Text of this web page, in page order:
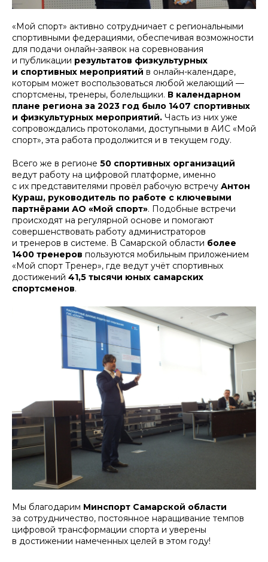
«Мой спорт» активно сотрудничает с региональными
спортивными федерациями, обеспечивая возможности
для подачи онлайн-заявок на соревнования
и публикации результатов физкультурных
и спортивных мероприятий в онлайн-календаре,
которым может воспользоваться любой желающий —
спортсмены, тренеры, болельщики. В календарном
плане региона за 2023 год было 1407 спортивных
и физкультурных мероприятий. Часть из них уже
сопровождались протоколами, доступными в АИС «Мой
спорт», эта работа продолжится и в текущем году.
Всего же в регионе 50 спортивных организаций
ведут работу на цифровой платформе, именно
с их представителями провёл рабочую встречу Антон
Кураш, руководитель по работе с ключевыми
партнёрами АО «Мой спорт». Подобные встречи
происходят на регулярной основе и помогают
совершенствовать работу администраторов
и тренеров в системе. В Самарской области более
1400 тренеров пользуются мобильным приложением
«Мой спорт Тренер», где ведут учёт спортивных
достижений 41,5 тысячи юных самарских
спортсменов.
Мы благодарим Минспорт Самарской области
за сотрудничество, постоянное наращивание темпов
цифровой трансформации спорта и уверены
в достижении намеченных целей в этом году!